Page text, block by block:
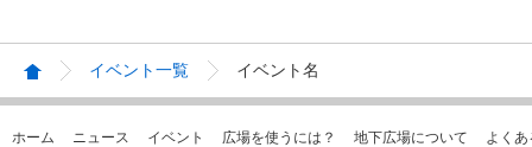
イベント一覧 イベント名
ホーム ニュース イベント 広場を使うには？ 地下広場について
よく